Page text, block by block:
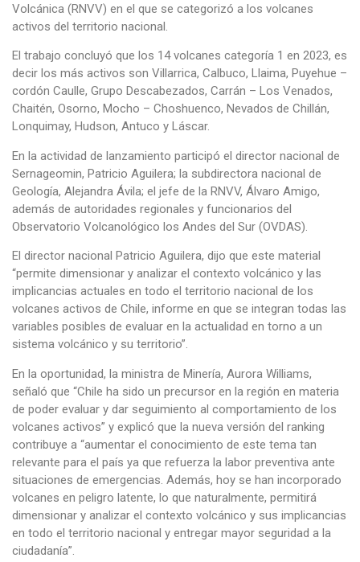
Volcánica (RNVV) en el que se categorizó a los volcanes
activos del territorio nacional.
El trabajo concluyó que los 14 volcanes categoría 1 en 2023, es
decir los más activos son Villarrica, Calbuco, Llaima, Puyehue –
cordón Caulle, Grupo Descabezados, Carrán – Los Venados,
Chaitén, Osorno, Mocho – Choshuenco, Nevados de Chillán,
Lonquimay, Hudson, Antuco y Láscar.
En la actividad de lanzamiento participó el director nacional de
Sernageomin, Patricio Aguilera; la subdirectora nacional de
Geología, Alejandra Ávila; el jefe de la RNVV, Álvaro Amigo,
además de autoridades regionales y funcionarios del
Observatorio Volcanológico los Andes del Sur (OVDAS).
El director nacional Patricio Aguilera, dijo que este material
“permite dimensionar y analizar el contexto volcánico y las
implicancias actuales en todo el territorio nacional de los
volcanes activos de Chile, informe en que se integran todas las
variables posibles de evaluar en la actualidad en torno a un
sistema volcánico y su territorio”.
En la oportunidad, la ministra de Minería, Aurora Williams,
señaló que “Chile ha sido un precursor en la región en materia
de poder evaluar y dar seguimiento al comportamiento de los
volcanes activos” y explicó que la nueva versión del ranking
contribuye a “aumentar el conocimiento de este tema tan
relevante para el país ya que refuerza la labor preventiva ante
situaciones de emergencias. Además, hoy se han incorporado
volcanes en peligro latente, lo que naturalmente, permitirá
dimensionar y analizar el contexto volcánico y sus implicancias
en todo el territorio nacional y entregar mayor seguridad a la
ciudadanía”.